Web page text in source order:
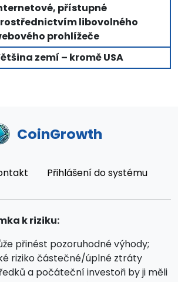
přístupné
libovolného
prohlížeče
zemí – kromě USA
CoinGrowth
Přihlášení do systému
k riziku:
přinést pozoruhodné výhody;
riziko částečné/úplné ztráty
a počáteční investoři by ji měli